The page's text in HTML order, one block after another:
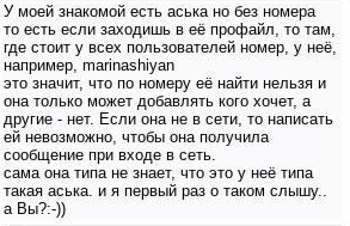
У моей знакомой есть аська но без номера
то есть если заходишь в её профайл, то там,
где стоит у всех пользователей номер, у неё,
например, marinashiyan
это значит, что по номеру её найти нельзя и
она только может добавлять кого хочет, а
другие - нет. Если она не в сети, то написать
ей невозможно, чтобы она получила
сообщение при входе в сеть.
сама она типа не знает, что это у неё типа
такая аська. и я первый раз о таком слышу..
а Вы?:-))